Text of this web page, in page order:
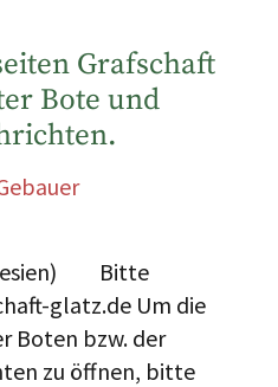
Grafschaft
Bote und
Bitte
glatz.de Um die
Boten bzw. der
zu öffnen, bitte